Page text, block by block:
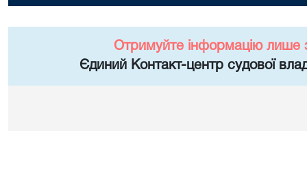
Отримуйте інформацію лише
Єдиний Контакт-центр судової